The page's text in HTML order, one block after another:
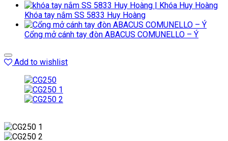
Khóa tay nắm SS 5833 Huy Hoàng
Cổng mở cánh tay đòn ABACUS COMUNELLO – Ý
Add to wishlist